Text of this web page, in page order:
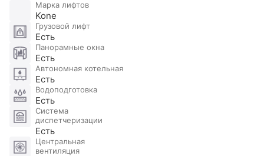
Марка лифтов
Kone
Грузовой лифт
Есть
Панорамные окна
Есть
Автономная котельная
Есть
Водоподготовка
Есть
Система
диспетчеризации
Есть
Центральная
вентиляция